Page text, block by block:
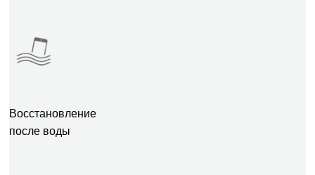
Восстановление
после воды